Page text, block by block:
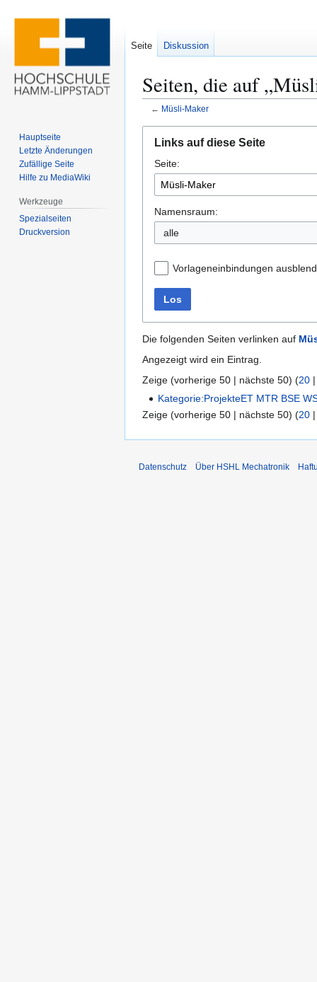
Seiten, die auf
← Müsli-Maker
Navigation
springen
Suche
springen
Links auf diese Seite
Seite:
Namensraum:
alle
Vorlageneinbindungen
Los
Die folgenden Seiten verlinken auf
Angezeigt wird ein Eintrag.
Zeige (vorherige 50 | nächste 50) (20
Kategorie:ProjekteET MTR BSE
Zeige (vorherige 50 | nächste 50) (20
Seite Diskussion
Hauptseite
Letzte Änderungen
Zufällige Seite
Hilfe zu MediaWiki
Werkzeuge
Spezialseiten
Druckversion
Datenschutz Über HSHL Mechatronik